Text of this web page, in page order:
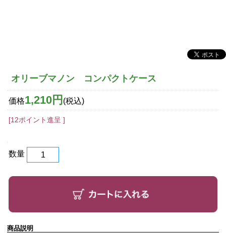
オリーブマノン コンパクトケース
価格1,210円 (税込)
[12ポイント進呈 ]
数量
商品説明